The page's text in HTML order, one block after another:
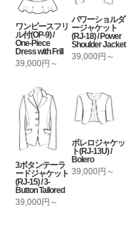
ワンピースフリ
ル付(OP-9) /
One-Piece
Dress with Frill
39,000円～
パワーショルダ
ージャケット
(RJ-18) / Power
Shoulder Jacket
39,000円～
3ボタンテーラ
ードジャケット
(RJ-15) / 3-
Button Tailored
39,000円～
ボレロジャケッ
ト(RJ-13U) /
Bolero
39,000円～